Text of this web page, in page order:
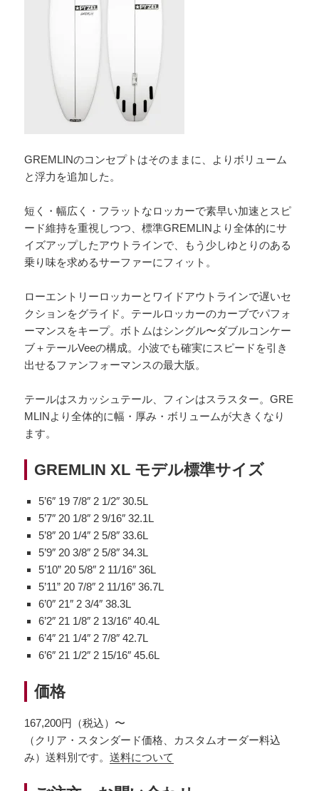
GREMLINのコンセプトはそのままに、よりボリューム
と浮力を追加した。
短く・幅広く・フラットなロッカーで素早い加速とスピ
ード維持を重視しつつ、標準GREMLINより全体的にサ
イズアップしたアウトラインで、もう少しゆとりのある
乗り味を求めるサーファーにフィット。
ローエントリーロッカーとワイドアウトラインで遅いセ
クションをグライド。テールロッカーのカーブでパフォ
ーマンスをキープ。ボトムはシングル〜ダブルコンケー
ブ＋テールVeeの構成。小波でも確実にスピードを引き
出せるファンフォーマンスの最大版。
テールはスカッシュテール、フィンはスラスター。GRE
MLINより全体的に幅・厚み・ボリュームが大きくなり
ます。
GREMLIN XL モデル標準サイズ
5’6″ 19 7/8″ 2 1/2″ 30.5L
5’7″ 20 1/8″ 2 9/16″ 32.1L
5’8″ 20 1/4″ 2 5/8″ 33.6L
5’9″ 20 3/8″ 2 5/8″ 34.3L
5’10” 20 5/8″ 2 11/16″ 36L
5’11” 20 7/8″ 2 11/16″ 36.7L
6’0″ 21″ 2 3/4″ 38.3L
6’2″ 21 1/8″ 2 13/16″ 40.4L
6’4″ 21 1/4″ 2 7/8″ 42.7L
6’6″ 21 1/2″ 2 15/16″ 45.6L
価格
167,200円（税込）〜
（クリア・スタンダード価格、カスタムオーダー料込
み）送料別です。送料について